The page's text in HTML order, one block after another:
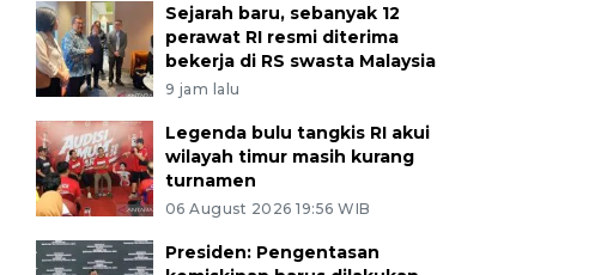
Sejarah baru, sebanyak 12
perawat RI resmi diterima
bekerja di RS swasta Malaysia
9 jam lalu
Legenda bulu tangkis RI akui
wilayah timur masih kurang
turnamen
06 August 2026 19:56 WIB
Presiden: Pengentasan